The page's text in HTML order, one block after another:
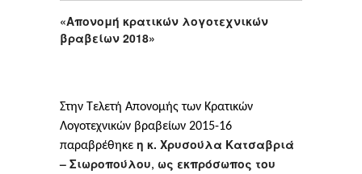
«Απονομή κρατικών λογοτεχνικών
βραβείων 2018»
Στην Τελετή Απονομής των Κρατικών
Λογοτεχνικών βραβείων 2015-16
παραβρέθηκε η κ. Χρυσούλα Κατσαβριά
– Σιωροπούλου, ως εκπρόσωπος του